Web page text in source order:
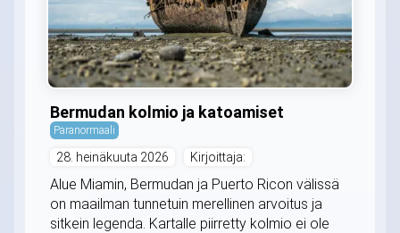
Bermudan kolmio ja katoamiset
Paranormaali
28. heinäkuuta 2026 Kirjoittaja:
Alue Miamin, Bermudan ja Puerto Ricon välissä
on maailman tunnetuin merellinen arvoitus ja
sitkein legenda. Kartalle piirretty kolmio ei ole